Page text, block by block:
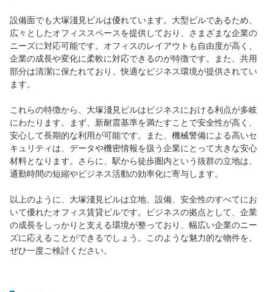
設備面でも大塚淺見ビルは優れています。大型ビルであるため、
広々としたオフィススペースを提供しており、さまざまな企業の
ニーズに対応可能です。オフィスのレイアウトも自由度が高く、
企業の成長や変化に柔軟に対応できるのが特徴です。また、共用
部分は清潔に保たれており、快適なビジネス環境が提供されてい
ます。
これらの特徴から、大塚淺見ビルはビジネスにおける利点が多岐
にわたります。まず、新耐震基準を満たすことで安全性が高く、
安心して長期的な利用が可能です。また、機械警備による高いセ
キュリティは、データや機密情報を扱う企業にとって大きな安心
材料となります。さらに、駅から徒歩圏内という抜群の立地は、
通勤時間の短縮やビジネス活動の効率化に寄与します。
以上のように、大塚淺見ビルは立地、設備、安全性のすべてにお
いて優れたオフィス賃貸ビルです。ビジネスの拠点として、企業
の成長をしっかりと支える環境が整っており、幅広い企業のニー
ズに応えることができるでしょう。このような魅力的な物件を、
ぜひ一度ご検討ください。